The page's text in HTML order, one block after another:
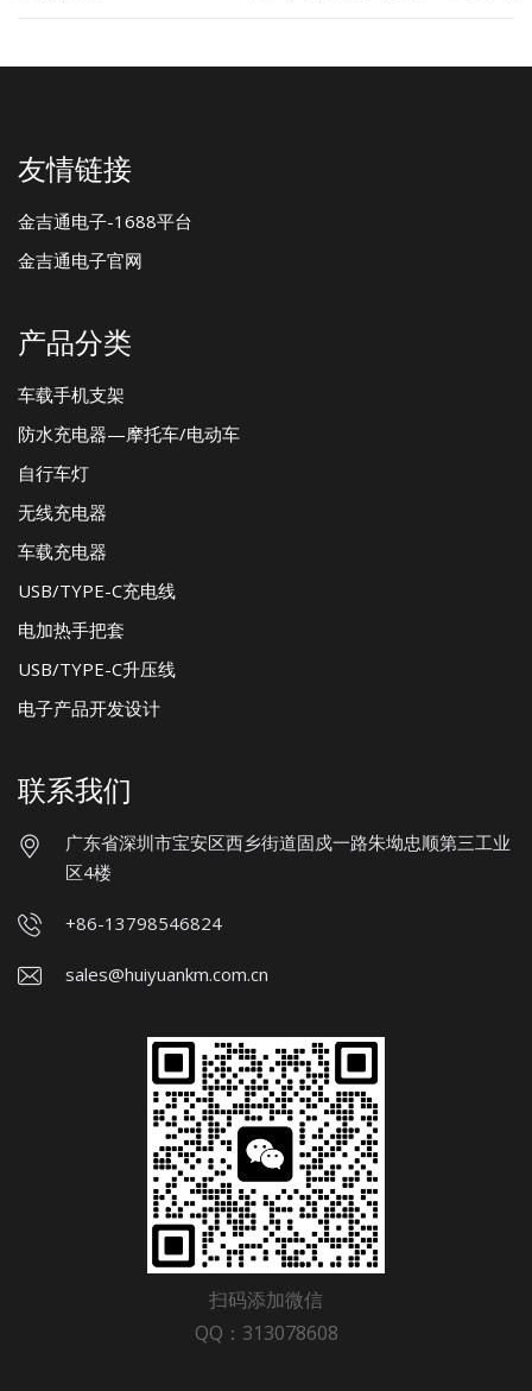
友情链接
金吉通电子-1688平台
金吉通电子官网
产品分类
车载手机支架
防水充电器—摩托车/电动车
自行车灯
无线充电器
车载充电器
USB/TYPE-C充电线
电加热手把套
USB/TYPE-C升压线
电子产品开发设计
联系我们
广东省深圳市宝安区西乡街道固戍一路朱坳忠顺第三工业
区4楼
+86-13798546824
sales@huiyuankm.com.cn
扫码添加微信
QQ：313078608